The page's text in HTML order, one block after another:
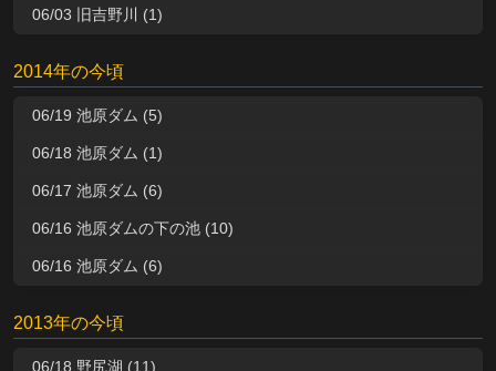
06/03 旧吉野川 (1)
2014年の今頃
06/19 池原ダム (5)
06/18 池原ダム (1)
06/17 池原ダム (6)
06/16 池原ダムの下の池 (10)
06/16 池原ダム (6)
2013年の今頃
06/18 野尻湖 (11)